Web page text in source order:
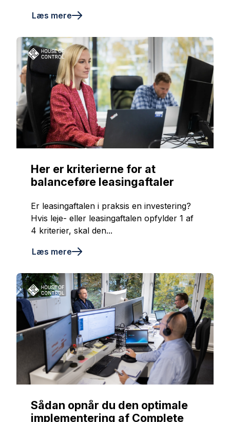
Læs mere
Her er kriterierne for at
balanceføre leasingaftaler
Er leasingaftalen i praksis en investering?
Hvis leje- eller leasingaftalen opfylder 1 af
4 kriterier, skal den...
Læs mere
Sådan opnår du den optimale
implementering af Complete